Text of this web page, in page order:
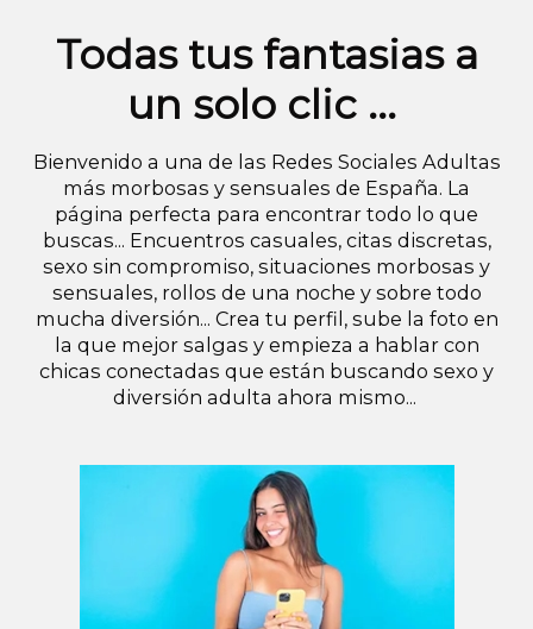
Todas tus fantasias a
un solo clic ...
Bienvenido a una de las Redes Sociales Adultas
más morbosas y sensuales de España. La
página perfecta para encontrar todo lo que
buscas... Encuentros casuales, citas discretas,
sexo sin compromiso, situaciones morbosas y
sensuales, rollos de una noche y sobre todo
mucha diversión... Crea tu perfil, sube la foto en
la que mejor salgas y empieza a hablar con
chicas conectadas que están buscando sexo y
diversión adulta ahora mismo...